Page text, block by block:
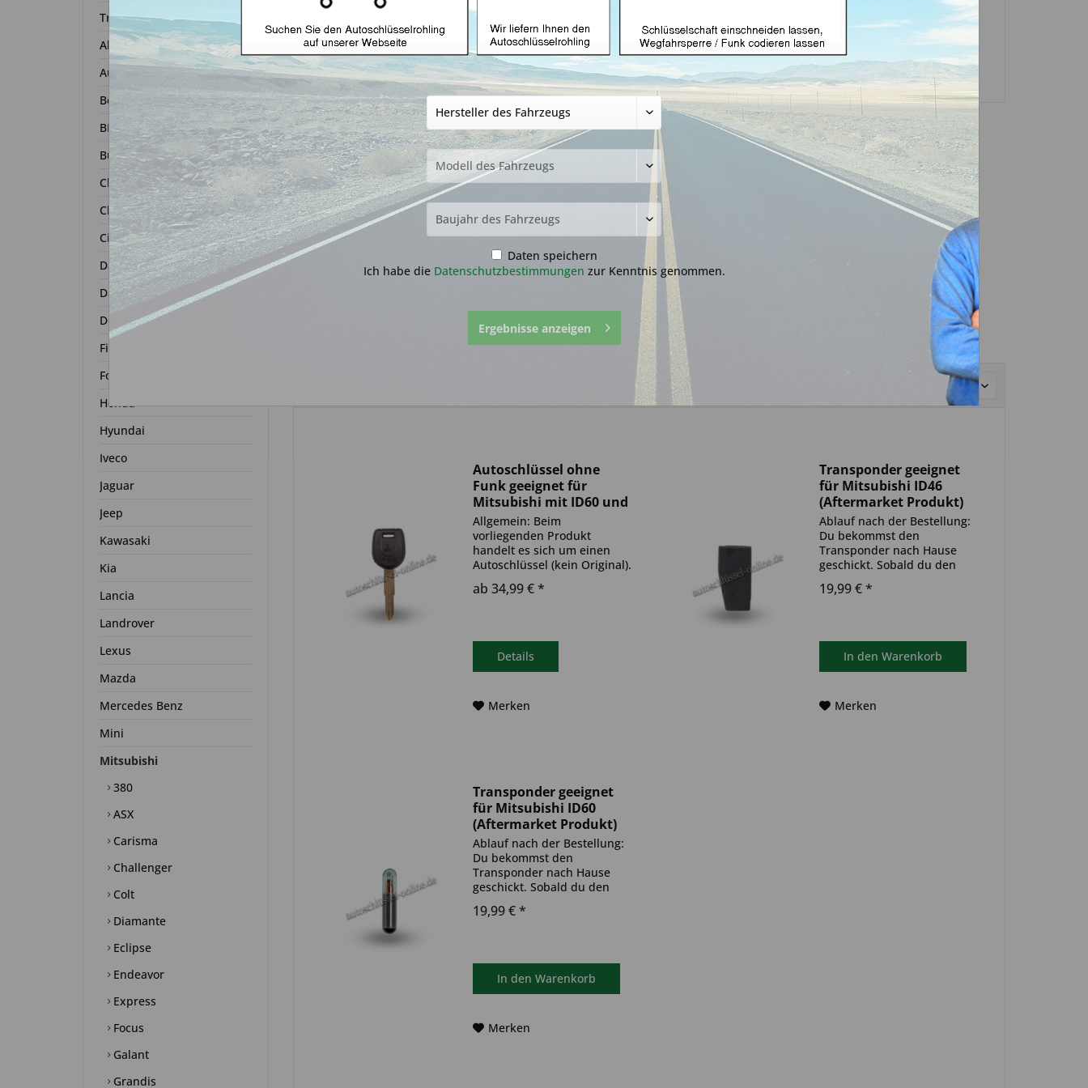
Transponder
Alfa Romeo
Audi
Bentley
BMW
Buick
Chevrolet
Chrysler
Citroën
Dacia
Daihatsu
Dodge
Fiat
Ford
Honda
Hyundai
Iveco
Jaguar
Jeep
Kawasaki
Kia
Lancia
Landrover
Lexus
Mazda
Mercedes Benz
Mini
Mitsubishi
380
ASX
Carisma
Challenger
Colt
Diamante
Eclipse
Endeavor
Express
Focus
Galant
Grandis
Autoschlüssel mit Funk Autoschlüssel ohne Funk
Autoschlüsselgehäuse und
Zubehör
Transponder
Autoschlüssel nicht
Autoschlüssel ohne
Funk geeignet für
Mitsubishi mit ID60 und
MIT8 (Aftermarket
Produkt)
Allgemein: Beim
vorliegenden Produkt
handelt es sich um einen
Autoschlüssel (kein Original).
Es ist eine Wegfahrsperre
(Transponder) verbaut. Bitte
gleicht. Ablauf -
Autoschlüssel inkl....
ab 34,99 € *
Details
Merken
Transponder geeignet
für Mitsubishi ID46
(Aftermarket Produkt)
Ablauf nach der Bestellung:
Du bekommst den
Transponder nach Hause
geschickt. Sobald du den
dieser in deinen
codiert werden. Du kannst
dazu einen Termin bei...
19,99 € *
In den Warenkorb
Merken
Transponder geeignet
für Mitsubishi ID60
(Aftermarket Produkt)
Ablauf nach der Bestellung:
Du bekommst den
Transponder nach Hause
geschickt. Sobald du den
dieser in deinen
codiert werden. Du kannst
dazu einen Termin bei...
19,99 € *
In den Warenkorb
Merken
Daten speichern
Ich habe die Datenschutzbestimmungen zur Kenntnis genommen.
Ergebnisse anzeigen